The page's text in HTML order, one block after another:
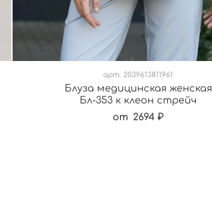
арт. 2039613811961
Блуза медицинская женская
Бл-353 к клеон стрейч
от 2694 ₽